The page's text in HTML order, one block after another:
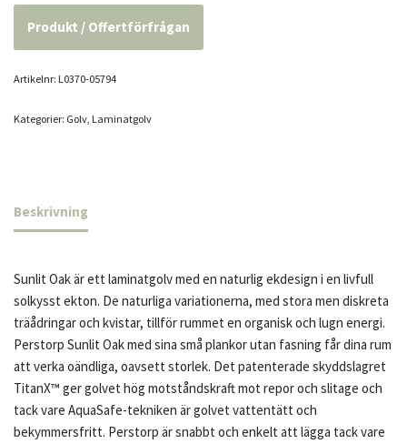
Produkt / Offertförfrågan
Artikelnr: L0370-05794
Kategorier: Golv, Laminatgolv
Beskrivning
Sunlit Oak är ett laminatgolv med en naturlig ekdesign i en livfull
solkysst ekton. De naturliga variationerna, med stora men diskreta
träådringar och kvistar, tillför rummet en organisk och lugn energi.
Perstorp Sunlit Oak med sina små plankor utan fasning får dina rum
att verka oändliga, oavsett storlek. Det patenterade skyddslagret
TitanX™ ger golvet hög motståndskraft mot repor och slitage och
tack vare AquaSafe-tekniken är golvet vattentätt och
bekymmersfritt. Perstorp är snabbt och enkelt att lägga tack vare